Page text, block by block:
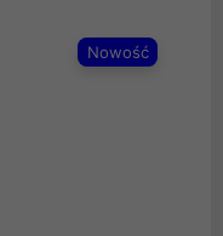
Nowość